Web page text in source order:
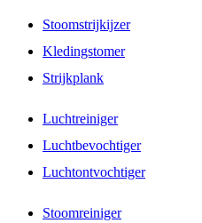
Stoomstrijkijzer
Kledingstomer
Strijkplank
Luchtreiniger
Luchtbevochtiger
Luchtontvochtiger
Stoomreiniger